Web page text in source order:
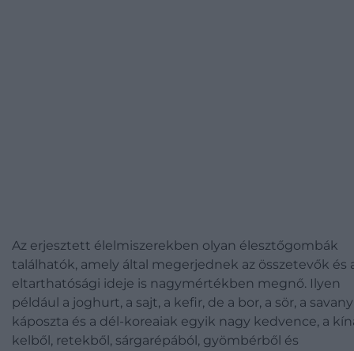
Az erjesztett élelmiszerekben olyan élesztőgombák
találhatók, amely által megerjednek az összetevők és
eltarthatósági ideje is nagymértékben megnő. Ilyen
például a joghurt, a sajt, a kefir, de a bor, a sör, a
káposzta és a dél-koreaiak egyik nagy kedvence, a
kelből, retekből, sárgarépából, gyömbérből és